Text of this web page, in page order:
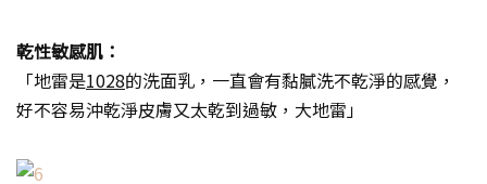
乾性敏感肌：
「地雷是1028的洗面乳，一直會有黏膩洗不乾淨的感覺，
好不容易沖乾淨皮膚又太乾到過敏，大地雷」